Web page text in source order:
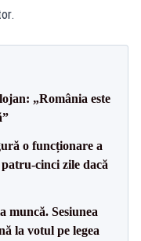
„România este
o funcționare a
cinci zile dacă
muncă. Sesiunea
la votul pe legea